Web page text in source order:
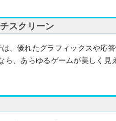
スクリーン
、優れたグラフィックスや応
、あらゆるゲームが美しく見